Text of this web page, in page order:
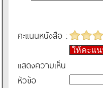
คะแนนหนังสือ :
ให้คะแ
แสดงความเห็น
หัวข้อ